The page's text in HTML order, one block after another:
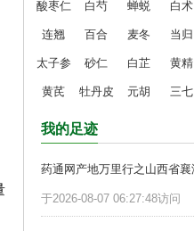
酸枣仁 白芍 蝉蜕 白术
连翘 百合 麦冬 当归
太子参 砂仁 白芷 黄精
黄芪 牡丹皮 元胡 三七
我的足迹
于2026-08-07 06:27:48访问